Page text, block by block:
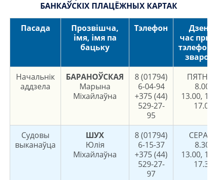
БАНКАЎСКІХ ПЛАЦЁЖНЫХ КАРТАК
Пасада
Прозвішча,
імя, імя па
бацьку
Тэлефон Дзень
час
Начальнік
аддзела
БАРАНОЎСКАЯ
Марына
Міхайлаўна
8 (01794)
6-04-94
+375 (44)
529-27-
95
8.00-
13.00,
17.00
Судовы
выканаўца
ШУХ
Юлія
Міхайлаўна
8 (01794)
6-15-37
+375 (44)
529-27-
97
8.30-
13.00,
17.30